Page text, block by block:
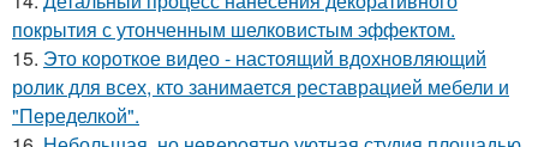
покрытия с утонченным шелковистым эффектом.
15. Это короткое видео - настоящий вдохновляющий
ролик для всех, кто занимается реставрацией мебели и
"Переделкой".